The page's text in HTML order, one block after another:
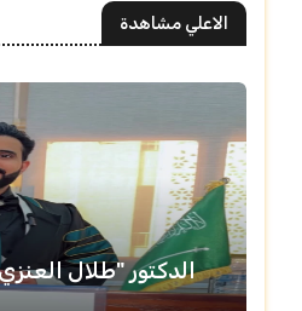
الاعلي مشاهدة
الدكتور "طلال